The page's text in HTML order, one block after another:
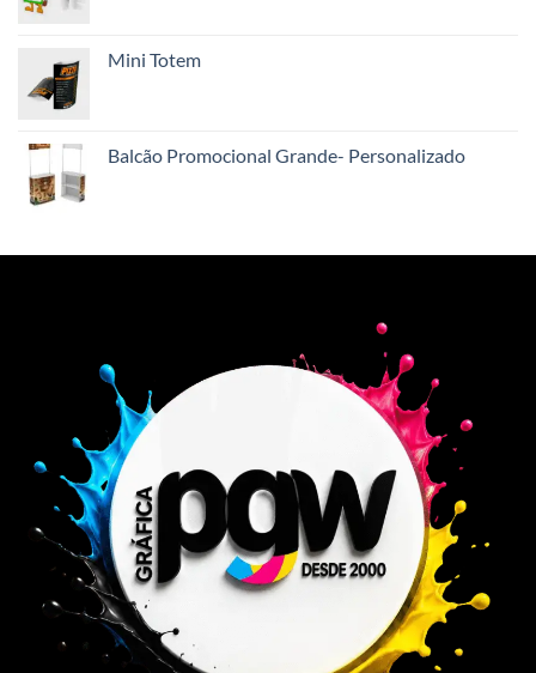
Mini Totem
Balcão Promocional Grande- Personalizado